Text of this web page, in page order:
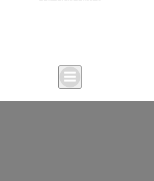
FILME UND VIDEOS